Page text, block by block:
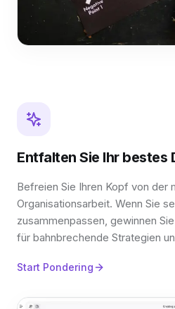
Entfalten Sie Ihr bestes
Befreien Sie Ihren Kopf von der
Organisationsarbeit. Wenn Sie
zusammenpassen, gewinnen
für bahnbrechende Strategien
Start Pondering